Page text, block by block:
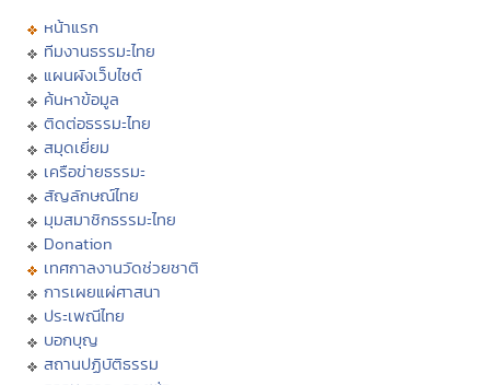
หน้าแรก
ทีมงานธรรมะไทย
แผนผังเว็บไซต์
ค้นหาข้อมูล
ติดต่อธรรมะไทย
สมุดเยี่ยม
เครือข่ายธรรมะ
สัญลักษณ์ไทย
มุมสมาชิกธรรมะไทย
Donation
เทศกาลงานวัดช่วยชาติ
การเผยแผ่ศาสนา
ประเพณีไทย
บอกบุญ
สถานปฏิบัติธรรม